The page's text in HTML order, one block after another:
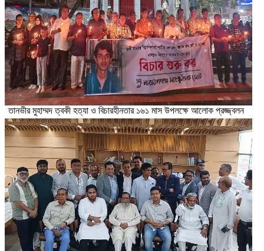
তানভীর মুহাম্মদ ত্বকী হত্যা ও বিচারহীনতার ১৬১ মাস উপলক্ষে আলোক প্রজ্জ্বলন